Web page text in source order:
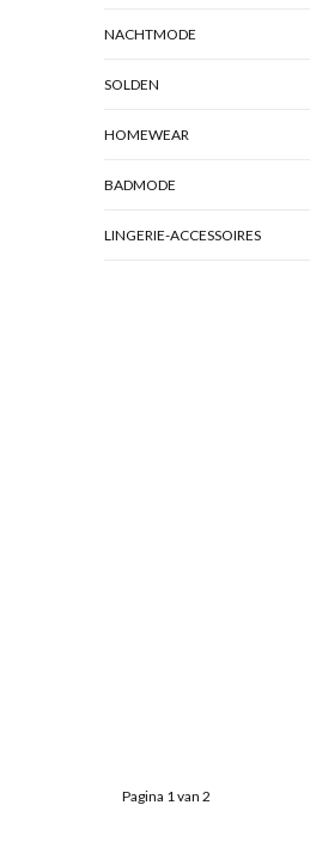
NACHTMODE
SOLDEN
HOMEWEAR
BADMODE
LINGERIE-ACCESSOIRES
Pagina 1 van 2